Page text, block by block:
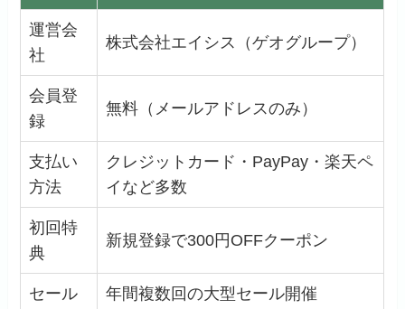
運営会
社
株式会社エイシス（ゲオグループ）
会員登
録
無料（メールアドレスのみ）
支払い
方法
クレジットカード・PayPay・楽天ペ
イなど多数
初回特
典
新規登録で300円OFFクーポン
セール 年間複数回の大型セール開催